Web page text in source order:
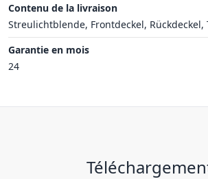
Contenu de la livraison
Streulichtblende, Frontdeckel, Rückdeckel,
Garantie en mois
24